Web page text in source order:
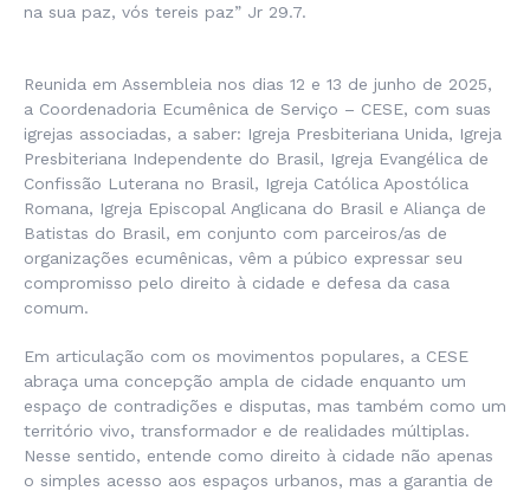
na sua paz, vós tereis paz” Jr 29.7.
Reunida em Assembleia nos dias 12 e 13 de junho de 2025,
a Coordenadoria Ecumênica de Serviço – CESE, com suas
igrejas associadas, a saber: Igreja Presbiteriana Unida, Igreja
Presbiteriana Independente do Brasil, Igreja Evangélica de
Confissão Luterana no Brasil, Igreja Católica Apostólica
Romana, Igreja Episcopal Anglicana do Brasil e Aliança de
Batistas do Brasil, em conjunto com parceiros/as de
organizações ecumênicas, vêm a púbico expressar seu
compromisso pelo direito à cidade e defesa da casa
comum.
Em articulação com os movimentos populares, a CESE
abraça uma concepção ampla de cidade enquanto um
espaço de contradições e disputas, mas também como um
território vivo, transformador e de realidades múltiplas.
Nesse sentido, entende como direito à cidade não apenas
o simples acesso aos espaços urbanos, mas a garantia de